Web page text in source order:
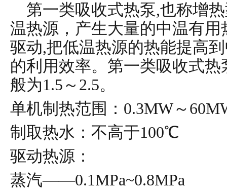
第一类吸收式热泵 ,也称增
温热源，产生大量的中温有
驱动,把低温热源的热能提高
的利用效率。第一类吸收式
般为1.5～2.5。
单机制热范围： 0.3MW～
制取热水：不高于100℃
驱动热源：
蒸汽——0.1MPa~0.8MPa